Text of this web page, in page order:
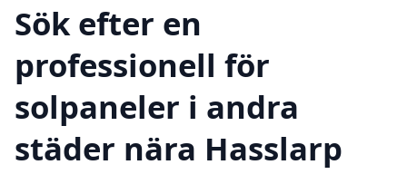
Sök efter en
professionell för
solpaneler i andra
städer nära Hasslarp